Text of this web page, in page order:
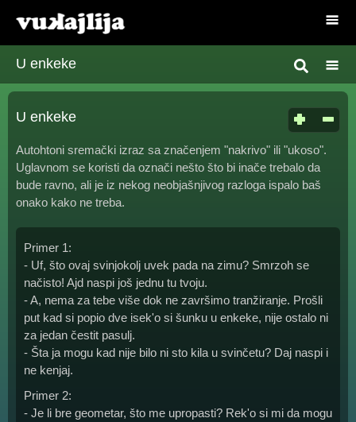
U enkeke
U enkeke
Autohtoni sremački izraz sa značenjem "nakrivo" ili "ukoso".
Uglavnom se koristi da označi nešto što bi inače trebalo da
bude ravno, ali je iz nekog neobjašnjivog razloga ispalo baš
onako kako ne treba.
Primer 1:
- Uf, što ovaj svinjokolj uvek pada na zimu? Smrzoh se
načisto! Ajd naspi još jednu tu tvoju.
- A, nema za tebe više dok ne završimo tranžiranje. Prošli
put kad si popio dve isek'o si šunku u enkeke, nije ostalo ni
za jedan čestit pasulj.
- Šta ja mogu kad nije bilo ni sto kila u svinčetu? Daj naspi i
ne kenjaj.
Primer 2:
- Je li bre geometar, što me upropasti? Rek'o si mi da mogu